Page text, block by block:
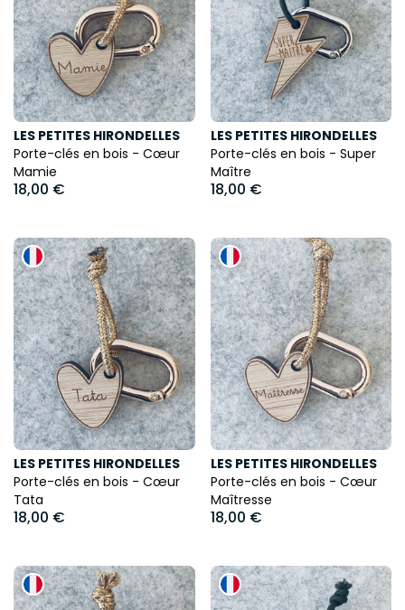
LES PETITES HIRONDELLES
Porte-clés en bois - Cœur
Mamie
18,00 €
LES PETITES HIRONDELLES
Porte-clés en bois - Super
Maître
18,00 €
LES PETITES HIRONDELLES
Porte-clés en bois - Cœur
Tata
18,00 €
LES PETITES HIRONDELLES
Porte-clés en bois - Cœur
Maîtresse
18,00 €